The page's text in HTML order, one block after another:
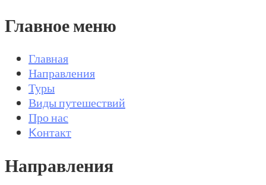
Главное меню
Главная
Направления
Туры
Виды путешествий
Про нас
Kонтакт
Направления